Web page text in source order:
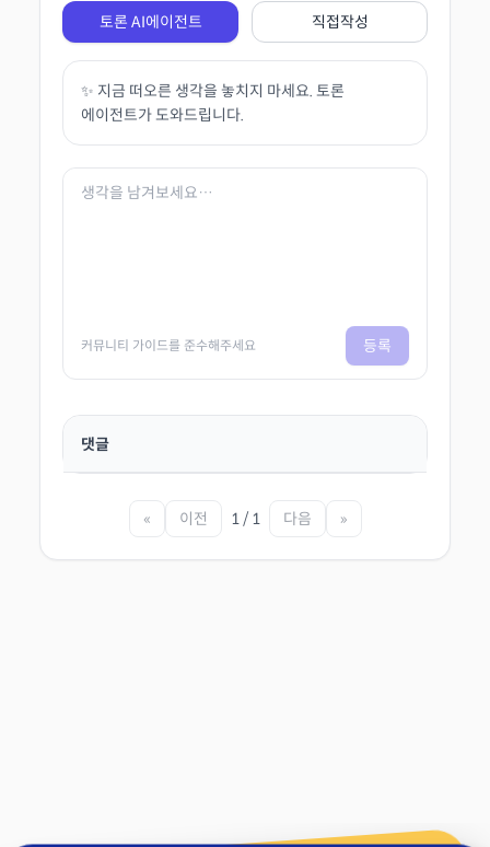
토론 AI에이전트 직접작성
✨ 지금 떠오른 생각을 놓치지 마세요. 토론
에이전트가 도와드립니다.
커뮤니티 가이드를 준수해주세요 등록
댓글
« 이전 1 / 1 다음 »